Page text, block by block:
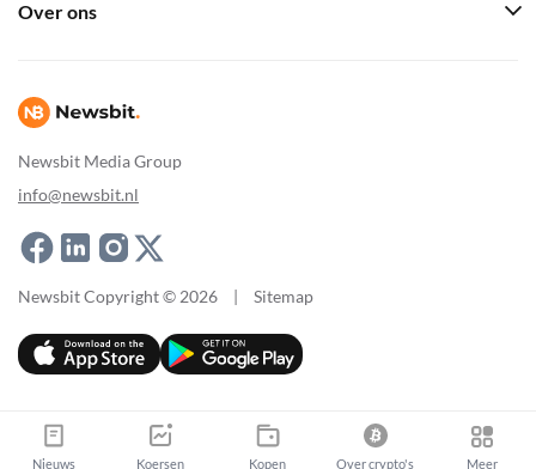
Newsbit Media Group
info@newsbit.nl
Over ons
Newsbit Copyright © 2026 | Sitemap
Nieuws Koersen Kopen Over crypto's Meer